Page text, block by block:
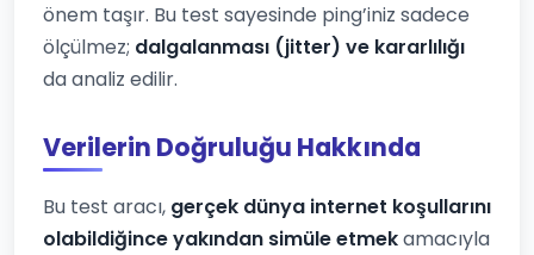
önem taşır. Bu test sayesinde ping’iniz sadece
ölçülmez; dalgalanması (jitter) ve kararlılığı
da analiz edilir.
Verilerin Doğruluğu Hakkında
Bu test aracı, gerçek dünya internet koşullarını
olabildiğince yakından simüle etmekamacıyla